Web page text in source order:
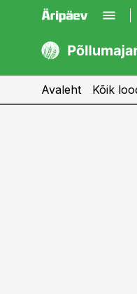
kaubandus.ee
Avaleht Kõik